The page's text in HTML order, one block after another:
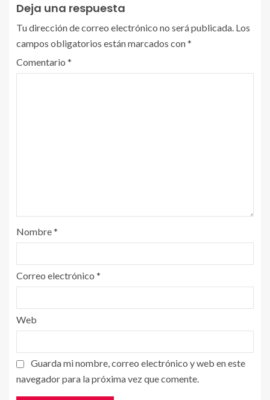
Deja una respuesta
Tu dirección de correo electrónico no será publicada. Los
campos obligatorios están marcados con*
Comentario *
Nombre*
Correo electrónico *
Web
Guarda mi nombre, correo electrónico y web en este
navegador para la próxima vez que comente.